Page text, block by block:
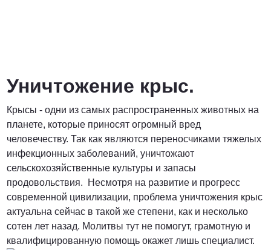
Договорная
ПОЗВОНИТЬ
от 1500 Руб.
ПОЗВОНИТЬ
Уничтожение крыс.
Крысы - одни из самых распространенных животных на
планете, которые приносят огромный вред
человечеству. Так как являются переносчиками тяжелых
инфекционных заболеваний, уничтожают
сельскохозяйственные культуры и запасы
продовольствия. Несмотря на развитие и прогресс
современной цивилизации, проблема уничтожения крыс
актуальна сейчас в такой же степени, как и несколько
сотен лет назад. Молитвы тут не помогут, грамотную и
квалифицированную помощь окажет лишь специалист.